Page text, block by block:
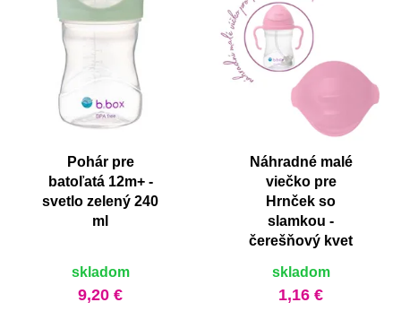
Pohár pre
batoľatá 12m+ -
svetlo zelený 240
ml
skladom
9,20 €
Náhradné malé
viečko pre
Hrnček so
slamkou -
čerešňový kvet
skladom
1,16 €